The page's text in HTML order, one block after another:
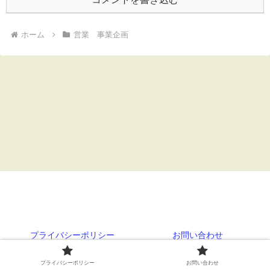
ホーム 営業 事業企画
プライバシーポリシー お問い合わせ
© 2020 トップ営業の課題解決 中小企業診断士による.
プライバシーポリシー お問い合わせ